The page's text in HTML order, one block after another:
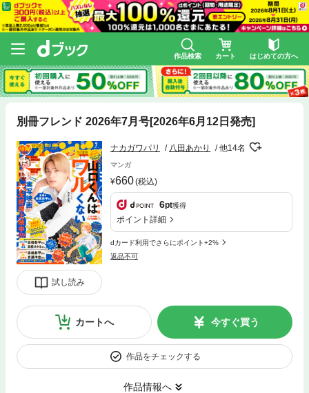
作品検索 カート はじめての方へ
別冊フレンド 2026年7月号[2026年6月12日発売]
試し読み
ナカガワパリ 八田あかり 他14名
マンガ
660(税込)
6pt獲得
ポイント詳細
dカード利用でさらにポイント+2%
返品不可
カートへ 今すぐ買う
作品をチェックする
作品情報へ